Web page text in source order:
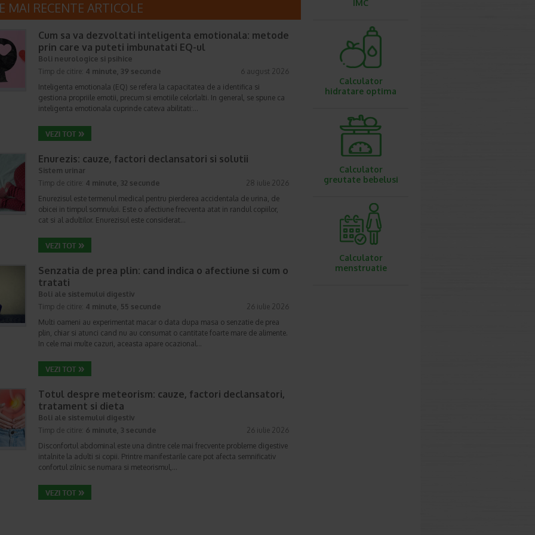
MAI RECENTE ARTICOLE
Cum sa va dezvoltati inteligenta emotionala: metode
prin care va puteti imbunatati EQ-ul
Boli neurologice si psihice
Timp de citire: 4 minute, 39 secunde
6 august 2026
Inteligenta emotionala (EQ) se refera la capacitatea de a identifica si
gestiona propriile emotii, precum si emotiile celorlalti. In general, se spune ca
inteligenta emotionala cuprinde cateva abilitati:…
Enurezis: cauze, factori declansatori si solutii
Sistem urinar
Timp de citire: 4 minute, 32 secunde
28 iulie 2026
Enurezisul este termenul medical pentru pierderea accidentala de urina, de
obicei in timpul somnului. Este o afectiune frecventa atat in randul copiilor,
cat si al adultilor. Enurezisul este considerat…
Senzatia de prea plin: cand indica o afectiune si cum o
tratati
Boli ale sistemului digestiv
Timp de citire: 4 minute, 55 secunde
26 iulie 2026
Multi oameni au experimentat macar o data dupa masa o senzatie de prea
plin, chiar si atunci cand nu au consumat o cantitate foarte mare de alimente.
In cele mai multe cazuri, aceasta apare ocazional…
Totul despre meteorism: cauze, factori declansatori,
tratament si dieta
Boli ale sistemului digestiv
Timp de citire: 6 minute, 3 secunde
26 iulie 2026
Disconfortul abdominal este una dintre cele mai frecvente probleme digestive
intalnite la adulti si copii. Printre manifestarile care pot afecta semnificativ
confortul zilnic se numara si meteorismul,…
IMC
Calculator
hidratare optima
Calculator
greutate bebelusi
Calculator
menstruatie